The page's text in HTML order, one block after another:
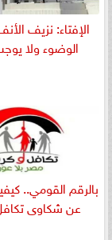
الإفتاء: نزيف
الوضوء ولا
بالرقم القومي..
عن شكاوى